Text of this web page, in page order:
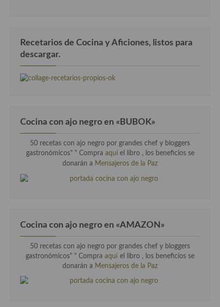
Recetarios de Cocina y Aficiones, listos para
descargar.
Cocina con ajo negro en «BUBOK»
50 recetas con ajo negro por grandes chef y bloggers
gastronómicos" " Compra aqui el libro , los beneficios se
donarán a Mensajeros de la Paz
Cocina con ajo negro en «AMAZON»
50 recetas con ajo negro por grandes chef y bloggers
gastronómicos" " Compra aquí el libro , los beneficios se
donarán a Mensajeros de la Paz